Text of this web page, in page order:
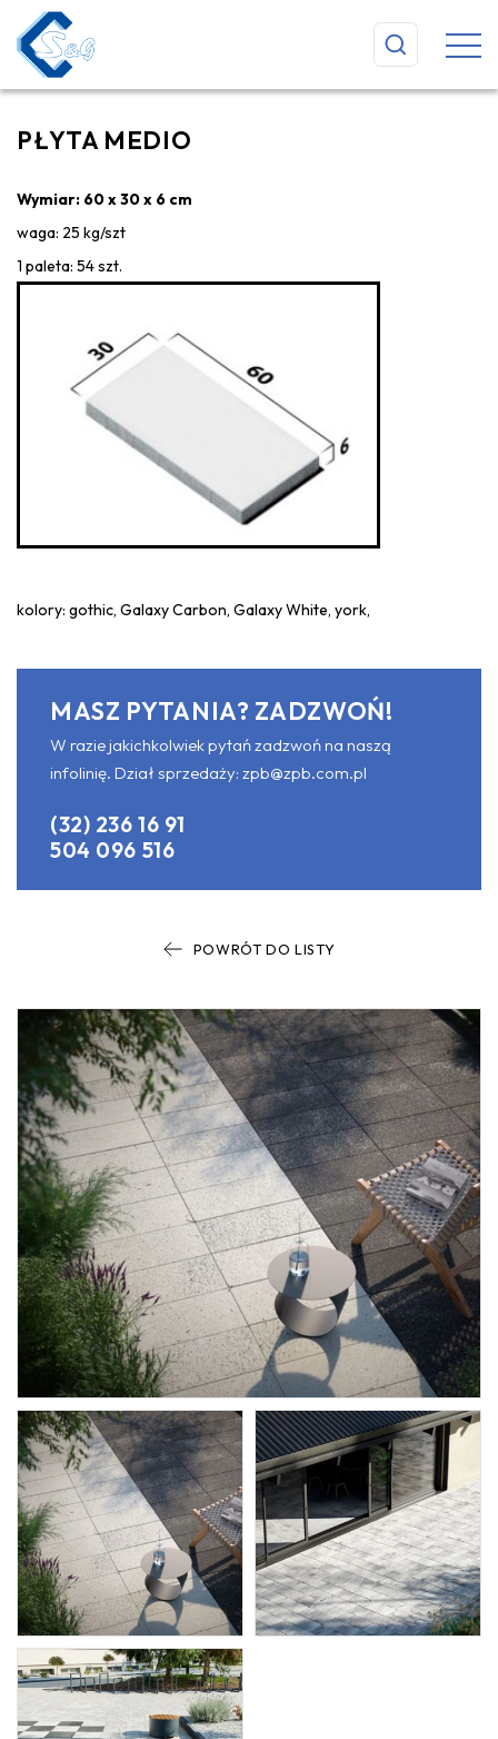
PŁYTA MEDIO
Wymiar: 60 x 30 x 6 cm
waga: 25 kg/szt
1 paleta: 54 szt.
kolory: gothic, Galaxy Carbon, Galaxy White, york,
MASZ PYTANIA? ZADZWOŃ!
W razie jakichkolwiek pytań zadzwoń na naszą
infolinię. Dział sprzedaży: zpb@zpb.com.pl
(32) 236 16 91
504 096 516
POWRÓT DO LISTY